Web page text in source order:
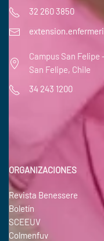
32 260 3850
Campus San Felipe
San Felipe, Chile
34 243 1200
ORGANIZACIONES
Revista Benessere
Boletín
SCEEUV
Colmenfuv